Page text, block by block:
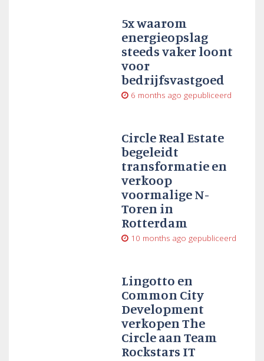
5x waarom
energieopslag
steeds vaker loont
voor
bedrijfsvastgoed
6 months ago gepubliceerd
Circle Real Estate
begeleidt
transformatie en
verkoop
voormalige N-
Toren in
Rotterdam
10 months ago gepubliceerd
Lingotto en
Common City
Development
verkopen The
Circle aan Team
Rockstars IT